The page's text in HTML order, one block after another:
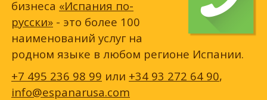
бизнеса «Испания по-
русски» - это более 100
наименований услуг на
родном языке в любом регионе Испании.
+7 495 236 98 99 или +34 93 272 64 90,
info@espanarusa.com